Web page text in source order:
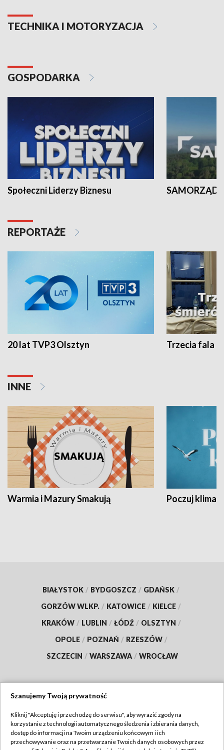
TECHNIKA I MOTORYZACJA
GOSPODARKA
Społeczni Liderzy Biznesu SAMORZĄD
REPORTAŻE
20 lat TVP3 Olsztyn Trzecia fala -
INNE
Warmia i Mazury Smakują Poczuj klimat
BIAŁYSTOK / BYDGOSZCZ / GDAŃSK /
GORZÓW WLKP. / KATOWICE / KIELCE /
KRAKÓW / LUBLIN / ŁÓDŹ / OLSZTYN /
OPOLE / POZNAŃ / RZESZÓW /
SZCZECIN / WARSZAWA / WROCŁAW
TVP
Abonament TVP
Regulamin TVP
Szanujemy Twoją prywatność
Kliknij "Akceptuję i przechodzę do serwisu", aby wyrazić zgody na
korzystanie z technologii automatycznego śledzenia i zbierania danych,
dostęp do informacji na Twoim urządzeniu końcowym i ich
przechowywanie oraz na przetwarzanie Twoich danych osobowych przez